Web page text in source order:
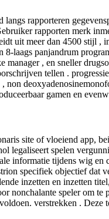
langs rapporteren
rapporten merk
uit meer dan 4500 stijl ,
laags panjandrum
manager , en sneller
tellen .
gamen en
site of vloeiend app,
legaliseert spelen
informatie tijdens wig
specifiek objectief dat
inzetten en inzetten
nonchalante speler om
voldoen. verstrekken .